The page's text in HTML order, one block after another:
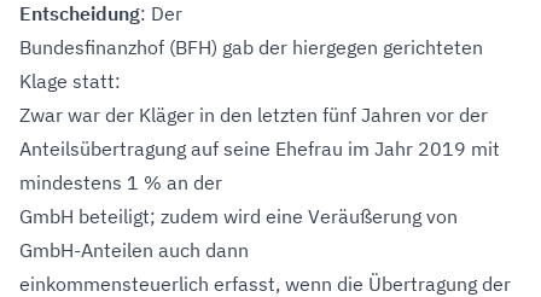
Entscheidung: Der
Bundesfinanzhof (BFH) gab der hiergegen gerichteten
Klage statt:
Zwar war der Kläger in den letzten fünf Jahren vor der
Anteilsübertragung auf seine Ehefrau im Jahr 2019 mit
mindestens 1 % an der
GmbH beteiligt; zudem wird eine Veräußerung von
GmbH-Anteilen auch dann
einkommensteuerlich erfasst, wenn die Übertragung der